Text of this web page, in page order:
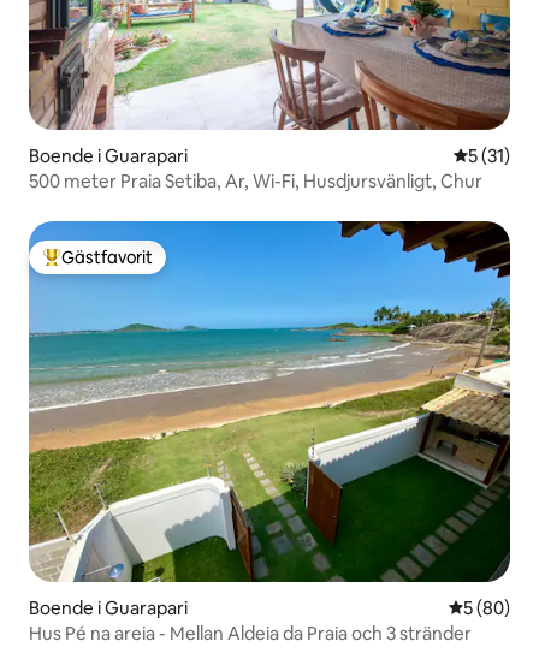
Boende i Guarapari 5 av 5 i
5 (31)
500 meter Praia Setiba, Ar, Wi-Fi, Husdjursvänligt, Chur
Populär gästfavorit
Gästfavorit
Boende i Guarapari 5 av 5 i
5 (80)
Hus Pé na areia - Mellan Aldeia da Praia och 3 stränder